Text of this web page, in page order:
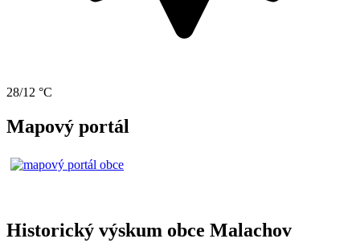
28/12 °C
Mapový portál
Historický výskum obce Malachov